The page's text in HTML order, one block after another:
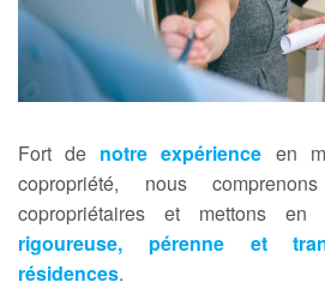
Fort de notre expérience en
copropriété, nous
copropriétaires et mettons
rigoureuse, pérenne et
résidences.